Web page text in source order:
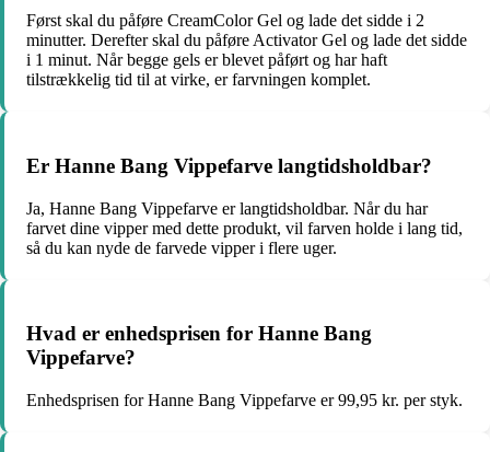
Først skal du påføre CreamColor Gel og lade det sidde i 2
minutter. Derefter skal du påføre Activator Gel og lade det sidde
i 1 minut. Når begge gels er blevet påført og har haft
tilstrækkelig tid til at virke, er farvningen komplet.
Er Hanne Bang Vippefarve langtidsholdbar?
Ja, Hanne Bang Vippefarve er langtidsholdbar. Når du har
farvet dine vipper med dette produkt, vil farven holde i lang tid,
så du kan nyde de farvede vipper i flere uger.
Hvad er enhedsprisen for Hanne Bang
Vippefarve?
Enhedsprisen for Hanne Bang Vippefarve er 99,95 kr. per styk.